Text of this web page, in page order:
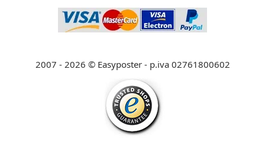
2007 - 2026 © Easyposter - p.iva 02761800602